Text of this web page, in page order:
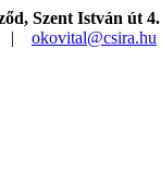
Szent István út 4.
| okovital@csira.hu